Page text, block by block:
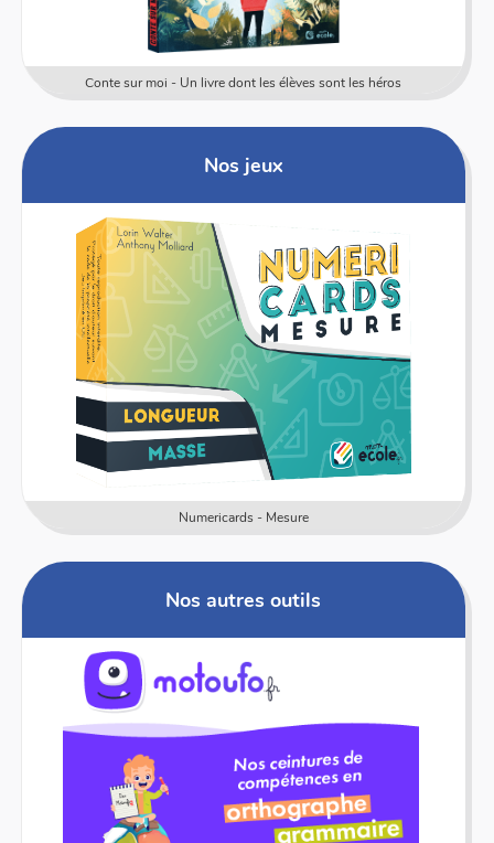
Conte sur moi - Un livre dont les élèves sont les héros
Nos jeux
Numericards - Mesure
Nos autres outils